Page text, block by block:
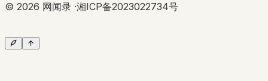
© 2026 网闻录 ·湘ICP备2023022734号